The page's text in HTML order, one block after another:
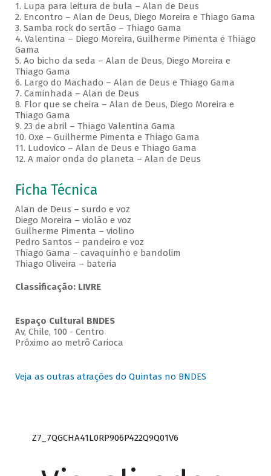
1. Lupa para leitura de bula – Alan de Deus
2. Encontro – Alan de Deus, Diego Moreira e Thiago Gama
3. Samba rock do sertão – Thiago Gama
4. Valentina – Diego Moreira, Guilherme Pimenta e Thiago
Gama
5. Ao bicho da seda – Alan de Deus, Diego Moreira e
Thiago Gama
6. Largo do Machado – Alan de Deus e Thiago Gama
7. Caminhada – Alan de Deus
8. Flor que se cheira – Alan de Deus, Diego Moreira e
Thiago Gama
9. 23 de abril – Thiago Valentina Gama
10. Oxe – Guilherme Pimenta e Thiago Gama
11. Ludovico – Alan de Deus e Thiago Gama
12. A maior onda do planeta – Alan de Deus
Ficha Técnica
Alan de Deus – surdo e voz
Diego Moreira – violão e voz
Guilherme Pimenta – violino
Pedro Santos – pandeiro e voz
Thiago Gama – cavaquinho e bandolim
Thiago Oliveira – bateria
Classificação: LIVRE
Espaço Cultural BNDES
Av, Chile, 100 - Centro
Próximo ao metrô Carioca
Veja as outras atrações do Quintas no BNDES
Z7_7QGCHA41L0RP906P422Q9Q01V6